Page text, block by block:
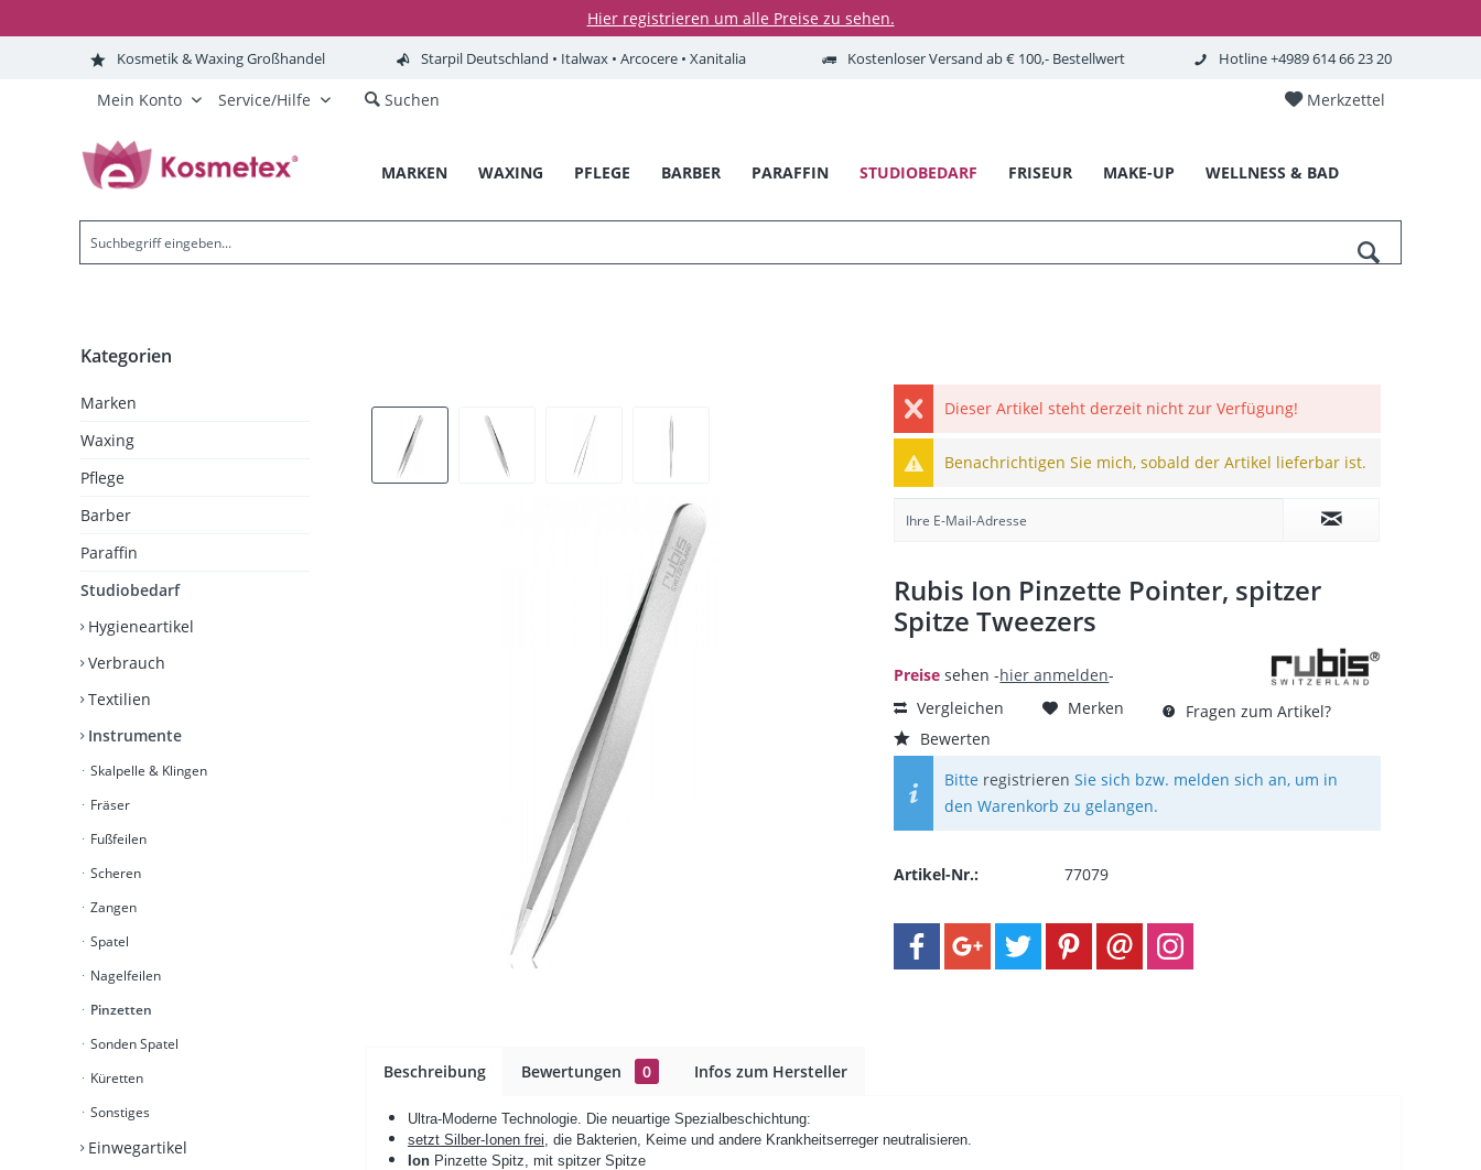
Hier registrieren um alle Preise zu sehen.
Kosmetik & Waxing Großhandel Starpil Deutschland • Italwax • Arcocere • Xanitalia Kostenloser Versand ab € 100,- Bestellwert Hotline +4989 614 66 23 20
Merkzettel
Mein Konto Service/Hilfe Suchen
MARKEN WAXING PFLEGE BARBER PARAFFIN STUDIOBEDARF FRISEUR MAKE-UP WELLNESS & BAD
Kategorien
Marken
Waxing
Pflege
Barber
Paraffin
Studiobedarf
Hygieneartikel
Verbrauch
Textilien
Instrumente
Skalpelle & Klingen
Fräser
Fußfeilen
Scheren
Zangen
Spatel
Nagelfeilen
Pinzetten
Sonden Spatel
Küretten
Sonstiges
Einwegartikel
Dieser Artikel steht derzeit nicht zur Verfügung!
Benachrichtigen Sie mich, sobald der Artikel lieferbar ist.
Rubis Ion Pinzette Pointer, spitzer
Spitze Tweezers
Preise sehen -hier anmelden-
Vergleichen
Merken
Fragen zum Artikel?
Bewerten
Bitte registrieren Sie sich bzw. melden sich an, um in
den Warenkorb zu gelangen.
Artikel-Nr.: 77079
Beschreibung Bewertungen 0 Infos zum Hersteller
Ultra-Moderne Technologie. Die neuartige Spezialbeschichtung:
setzt Silber-Ionen frei, die Bakterien, Keime und andere Krankheitserreger neutralisieren.
Ion Pinzette Spitz, mit spitzer Spitze